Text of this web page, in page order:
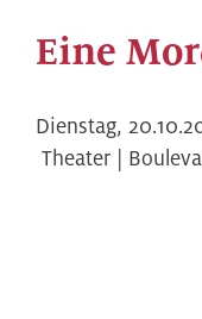
Eine
Dienstag,
Theater |